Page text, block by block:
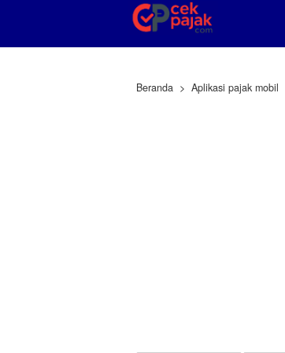
Beranda Aplikasi pajak mobil